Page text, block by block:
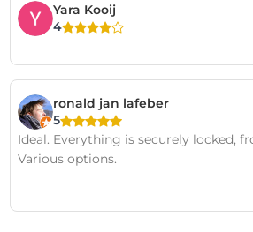
Yara Kooij
4
ronald jan lafeber
5
Ideal. Everything is securely locked,
Various options.